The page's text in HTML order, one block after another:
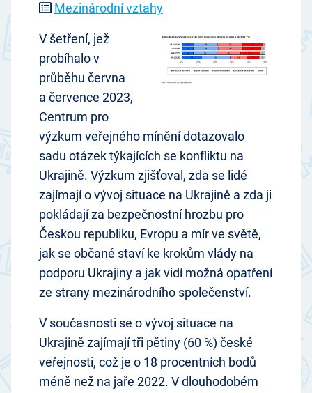
Mezinárodní vztahy
V šetření, jež
probíhalo v
průběhu června
a července 2023,
Centrum pro
výzkum veřejného mínění dotazovalo
sadu otázek týkajících se konfliktu na
Ukrajině. Výzkum zjišťoval, zda se lidé
zajímají o vývoj situace na Ukrajině a zda ji
pokládají za bezpečnostní hrozbu pro
Českou republiku, Evropu a mír ve světě,
jak se občané staví ke krokům vlády na
podporu Ukrajiny a jak vidí možná opatření
ze strany mezinárodního společenství.
V současnosti se o vývoj situace na
Ukrajině zajímají tři pětiny (60 %) české
veřejnosti, což je o 18 procentních bodů
méně než na jaře 2022. V dlouhodobém